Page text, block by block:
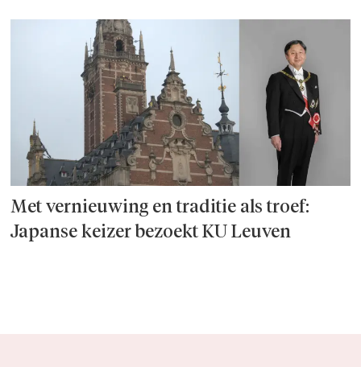
Met vernieuwing en traditie als troef:
Japanse keizer bezoekt KU Leuven